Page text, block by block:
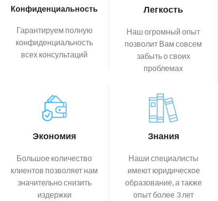
Конфиденциальность
Гарантируем полную
конфиденциальность
всех консультаций
Легкость
Наш огромный опыт
позволит Вам совсем
забыть о своих
проблемах
Экономия
Большое количество
клиентов позволяет нам
значительно снизить
издержки
Знания
Наши специалисты
имеют юридическое
образование, а также
опыт более 3 лет